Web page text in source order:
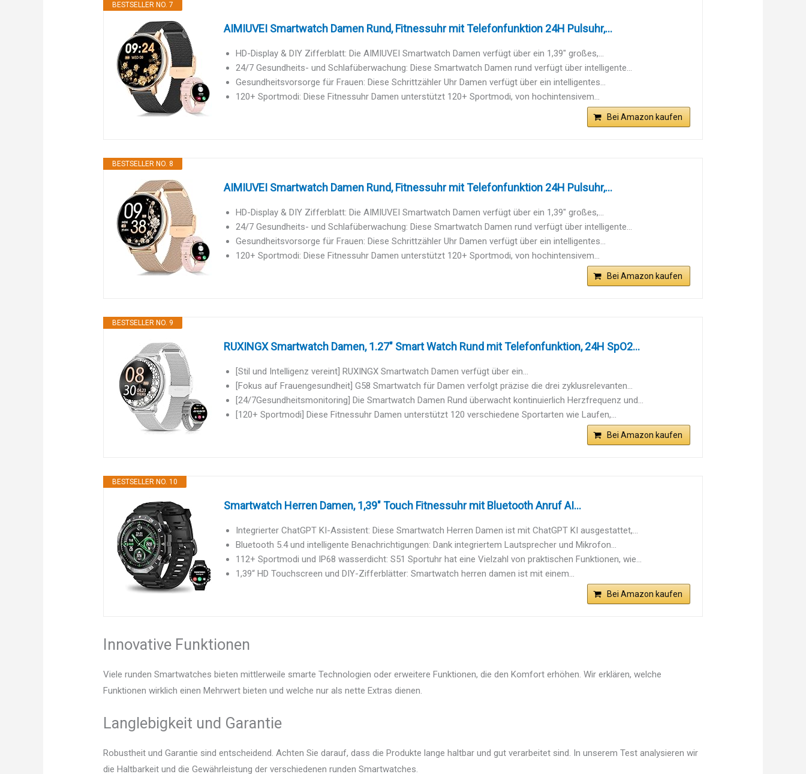
BESTSELLER NO. 7
AIMIUVEI Smartwatch Damen Rund, Fitnessuhr mit Telefonfunktion 24H Pulsuhr,...
HD-Display & DIY Zifferblatt: Die AIMIUVEI Smartwatch Damen verfügt über ein 1,39" großes,...
24/7 Gesundheits- und Schlafüberwachung: Diese Smartwatch Damen rund verfügt über intelligente...
Gesundheitsvorsorge für Frauen: Diese Schrittzähler Uhr Damen verfügt über ein intelligentes...
120+ Sportmodi: Diese Fitnessuhr Damen unterstützt 120+ Sportmodi, von hochintensivem...
Bei Amazon kaufen
BESTSELLER NO. 8
AIMIUVEI Smartwatch Damen Rund, Fitnessuhr mit Telefonfunktion 24H Pulsuhr,...
HD-Display & DIY Zifferblatt: Die AIMIUVEI Smartwatch Damen verfügt über ein 1,39" großes,...
24/7 Gesundheits- und Schlafüberwachung: Diese Smartwatch Damen rund verfügt über intelligente...
Gesundheitsvorsorge für Frauen: Diese Schrittzähler Uhr Damen verfügt über ein intelligentes...
120+ Sportmodi: Diese Fitnessuhr Damen unterstützt 120+ Sportmodi, von hochintensivem...
Bei Amazon kaufen
BESTSELLER NO. 9
RUXINGX Smartwatch Damen, 1.27" Smart Watch Rund mit Telefonfunktion, 24H SpO2...
[Stil und Intelligenz vereint] RUXINGX Smartwatch Damen verfügt über ein...
[Fokus auf Frauengesundheit] G58 Smartwatch für Damen verfolgt präzise die drei zyklusrelevanten...
[24/7Gesundheitsmonitoring] Die Smartwatch Damen Rund überwacht kontinuierlich Herzfrequenz und...
[120+ Sportmodi] Diese Fitnessuhr Damen unterstützt 120 verschiedene Sportarten wie Laufen,...
Bei Amazon kaufen
BESTSELLER NO. 10
Smartwatch Herren Damen, 1,39" Touch Fitnessuhr mit Bluetooth Anruf AI...
Integrierter ChatGPT KI-Assistent: Diese Smartwatch Herren Damen ist mit ChatGPT KI ausgestattet,...
Bluetooth 5.4 und intelligente Benachrichtigungen: Dank integriertem Lautsprecher und Mikrofon...
112+ Sportmodi und IP68 wasserdicht: S51 Sportuhr hat eine Vielzahl von praktischen Funktionen, wie...
1,39“ HD Touchscreen und DIY-Zifferblätter: Smartwatch herren damen ist mit einem...
Bei Amazon kaufen
Innovative Funktionen
Viele runden Smartwatches bieten mittlerweile smarte Technologien oder erweitere Funktionen, die den Komfort erhöhen. Wir erklären, welche
Funktionen wirklich einen Mehrwert bieten und welche nur als nette Extras dienen.
Langlebigkeit und Garantie
Robustheit und Garantie sind entscheidend. Achten Sie darauf, dass die Produkte lange haltbar und gut verarbeitet sind. In unserem Test analysieren wir
die Haltbarkeit und die Gewährleistung der verschiedenen runden Smartwatches.